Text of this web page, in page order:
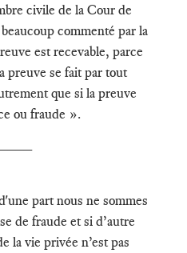
civile de la Cour de
commenté par la
est recevable, parce
preuve se fait par tout
que si la preuve
ou fraude ».
part nous ne sommes
de fraude et si d’autre
la vie privée n’est pas